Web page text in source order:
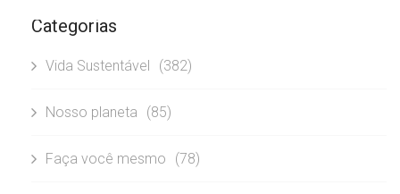
Categorias
Vida Sustentável (382)
Nosso planeta (85)
Faça você mesmo (78)